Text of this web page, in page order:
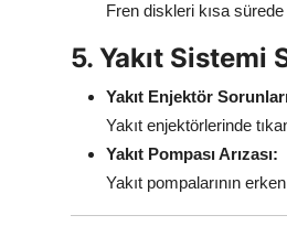
Fren diskleri kısa
5. Yakıt Sistemi
Yakıt Enjektör
Yakıt enjektörlerinde
Yakıt Pompası Arızası:
Yakıt pompalarının